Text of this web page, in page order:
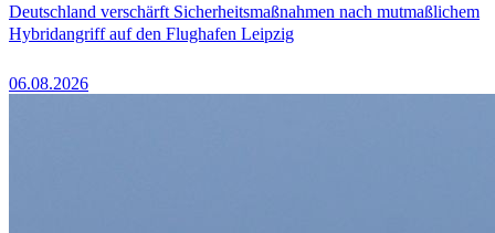
Deutschland verschärft Sicherheitsmaßnahmen nach mutmaßlichem
Hybridangriff auf den Flughafen Leipzig
06.08.2026